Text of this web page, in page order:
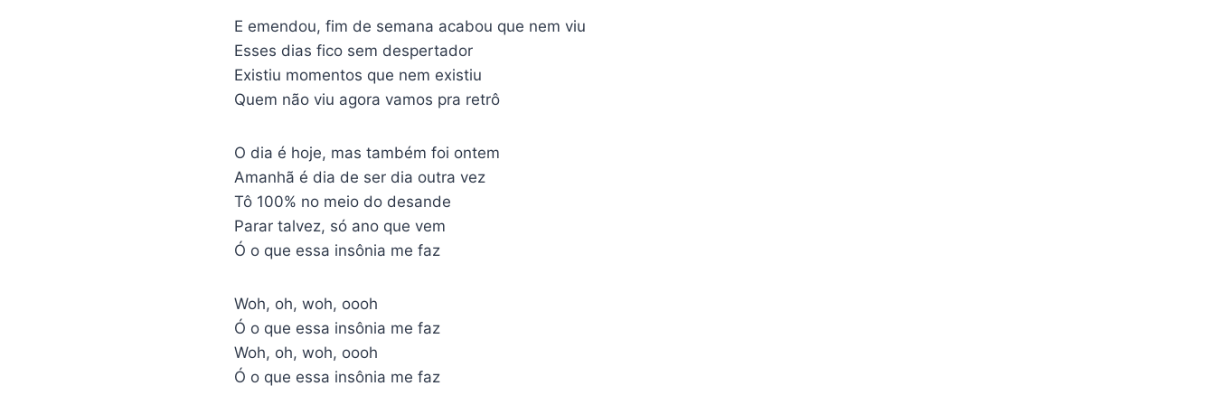
E emendou, fim de semana acabou que nem viu
Esses dias fico sem despertador
Existiu momentos que nem existiu
Quem não viu agora vamos pra retrô
O dia é hoje, mas também foi ontem
Amanhã é dia de ser dia outra vez
Tô 100% no meio do desande
Parar talvez, só ano que vem
Ó o que essa insônia me faz
Woh, oh, woh, oooh
Ó o que essa insônia me faz
Woh, oh, woh, oooh
Ó o que essa insônia me faz